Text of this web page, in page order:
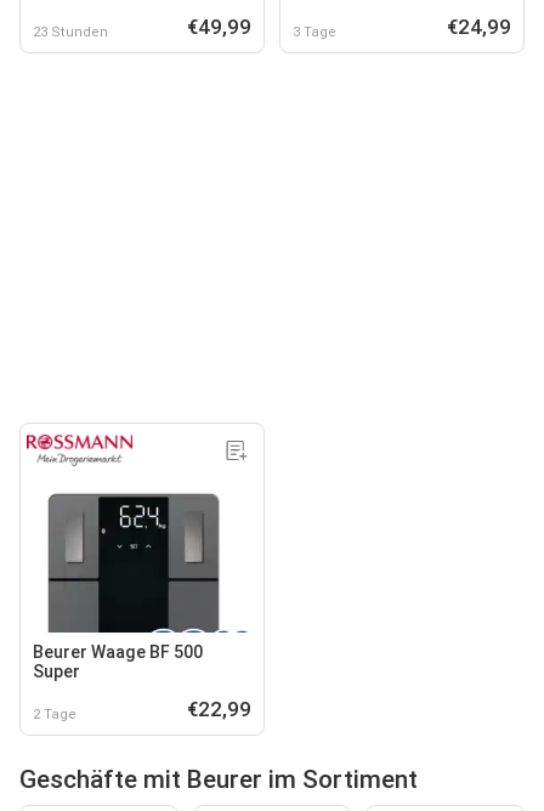
23 Stunden €49,99 3 Tage €24,99
Beurer Waage BF 500
Super
2 Tage €22,99
Geschäfte mit Beurer im Sortiment